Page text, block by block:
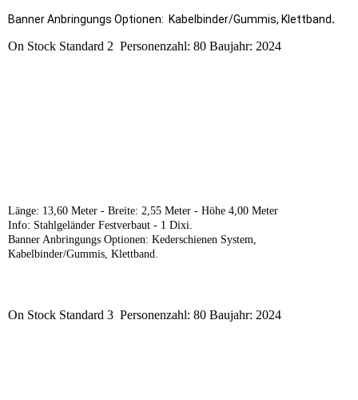
Banner Anbringungs Optionen: Kabelbinder/Gummis, Klettband.
On Stock Standard 2 Personenzahl: 80 Baujahr: 2024
Länge: 13,60 Meter - Breite: 2,55 Meter - Höhe 4,00 Meter
Info: Stahlgeländer Festverbaut - 1 Dixi.
Banner Anbringungs Optionen: Kederschienen System,
Kabelbinder/Gummis, Klettband.
On Stock Standard 3 Personenzahl: 80 Baujahr: 2024